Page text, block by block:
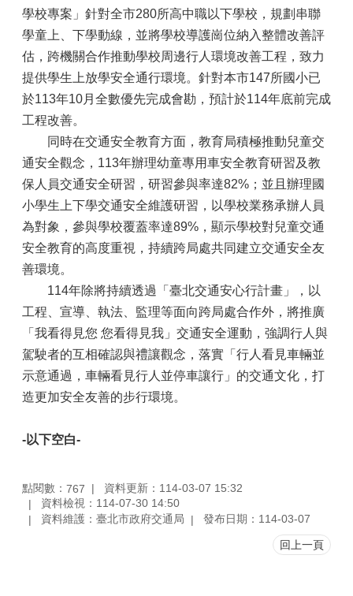
學校專案」針對全市280所高中職以下學校，規劃串聯
學童上、下學動線，並將學校導護崗位納入整體改善評
估，跨機關合作推動學校周邊行人環境改善工程，致力
提供學生上放學安全通行環境。針對本市147所國小已
於113年10月全數優先完成會勘，預計於114年底前完成
工程改善。
同時在交通安全教育方面，教育局積極推動兒童交
通安全觀念，113年辦理幼童專用車安全教育研習及教
保人員交通安全研習，研習參與率達82%；並且辦理國
小學生上下學交通安全維護研習，以學校業務承辦人員
為對象，參與學校覆蓋率達89%，顯示學校對兒童交通
安全教育的高度重視，持續跨局處共同建立交通安全友
善環境。
114年除將持續透過「臺北交通安心行計畫」，以
工程、宣導、執法、監理等面向跨局處合作外，將推廣
「我看得見您 您看得見我」交通安全運動，強調行人與
駕駛者的互相確認與禮讓觀念，落實「行人看見車輛並
示意通過，車輛看見行人並停車讓行」的交通文化，打
造更加安全友善的步行環境。
-以下空白-
點閱數： 767
資料更新：114-03-07 15:32
資料檢視：114-07-30 14:50
資料維護：臺北市政府交通局
發布日期：114-03-07
回上一頁